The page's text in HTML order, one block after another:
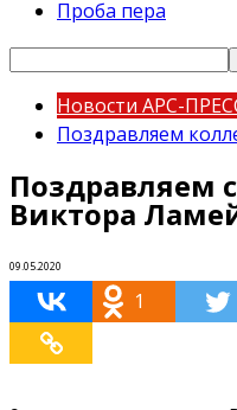
Проба пера
Новости АРС-
Поздравляем
Поздравляем
Виктора
09.05.2020
1